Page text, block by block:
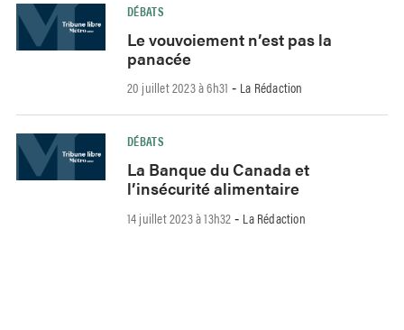
DÉBATS
Le vouvoiement n’est pas la
panacée
20 juillet 2023 à 6h31 - La Rédaction
DÉBATS
La Banque du Canada et
l’insécurité alimentaire
14 juillet 2023 à 13h32 - La Rédaction